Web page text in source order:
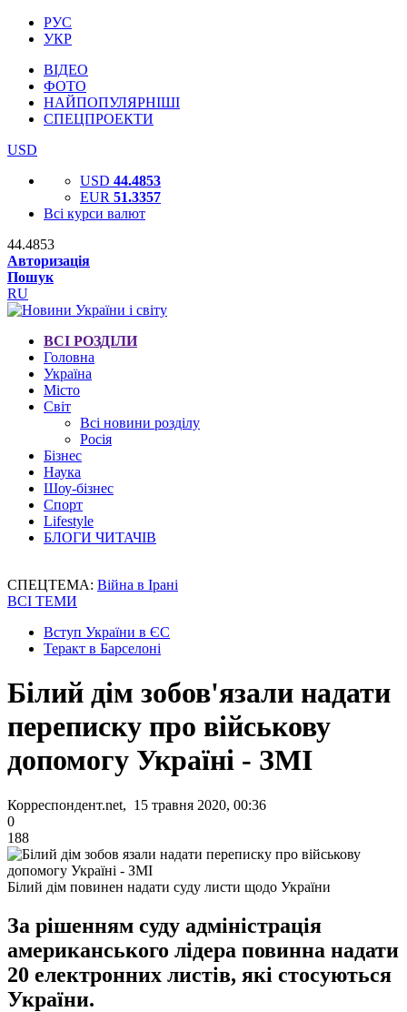
РУС
УКР
ВІДЕО
ФОТО
НАЙПОПУЛЯРНІШІ
СПЕЦПРОЕКТИ
USD
USD 44.4853
EUR 51.3357
Всі курси валют
44.4853
Авторизація
Пошук
RU
ВСІ РОЗДІЛИ
Головна
Україна
Місто
Світ
Всі новини розділу
Росія
Бізнес
Наука
Шоу-бізнес
Спорт
Lifestyle
БЛОГИ ЧИТАЧІВ
СПЕЦТЕМА: Війна в Ірані
ВСІ ТЕМИ
Вступ України в ЄС
Теракт в Барселоні
Білий дім зобов'язали надати
переписку про військову
допомогу Україні - ЗМІ
Корреспондент.net, 15 травня 2020, 00:36
0
188
Білий дім повинен надати суду листи щодо України
За рішенням суду адміністрація
американського лідера повинна надати
20 електронних листів, які стосуються
України.